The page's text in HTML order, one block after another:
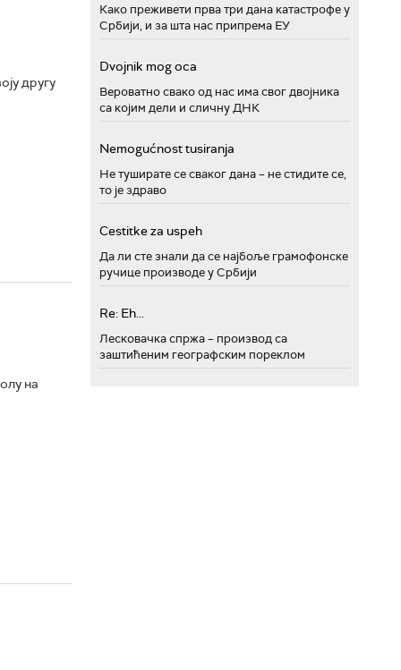
другу
на
Како преживети прва три дана катастрофе у
Србији, и за шта нас припрема ЕУ
Dvojnik mog oca
Вероватно свако од нас има свог двојника
са којим дели и сличну ДНК
Nemogućnost tusiranja
Не туширате се сваког дана – не стидите се,
то је здраво
Cestitke za uspeh
Да ли сте знали да се најбоље грамофонске
ручице производе у Србији
Re: Eh...
Лесковачка спржа – производ са
заштићеним географским пореклом